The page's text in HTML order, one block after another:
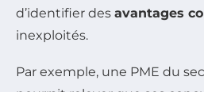
d’identifier des avantages
inexploités.
Par exemple, une PME du